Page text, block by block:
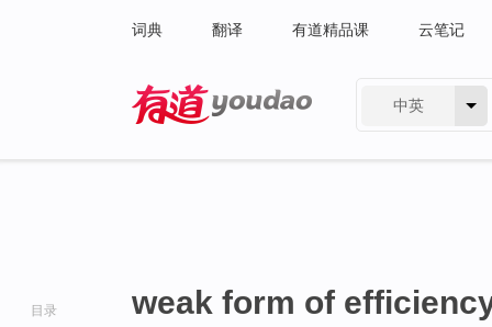
词典 翻译 有道精品课 云笔记
中英
目录 weak form of